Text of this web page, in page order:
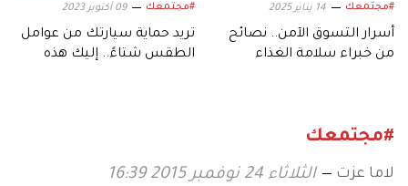
#مجتمعك 14 يناير 2025
أسرار التسوق الآمن.. نصائح
من خبراء سلامة الغذاء
#مجتمعك 09 أكتوبر 2023
تريد حماية سيارتك من عوامل
الطقس شتاءً.. إليك هذه
#مجتمعك
لاما عزت الثلاثاء 24 نوفمبر 2015 16:39